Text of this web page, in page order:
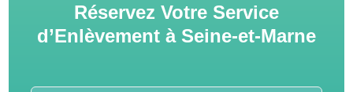
Réservez Votre Service
d’Enlèvement à Seine-et-Marne